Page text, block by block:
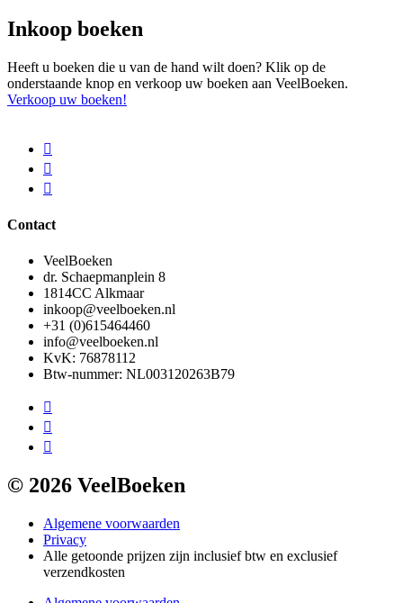
Inkoop boeken
Heeft u boeken die u van de hand wilt doen? Klik op de
onderstaande knop en verkoop uw boeken aan VeelBoeken.
Verkoop uw boeken!
Contact
VeelBoeken
dr. Schaepmanplein 8
1814CC Alkmaar
inkoop@veelboeken.nl
+31 (0)615464460
info@veelboeken.nl
KvK: 76878112
Btw-nummer: NL003120263B79
© 2026 VeelBoeken
Algemene voorwaarden
Privacy
Alle getoonde prijzen zijn inclusief btw en exclusief
verzendkosten